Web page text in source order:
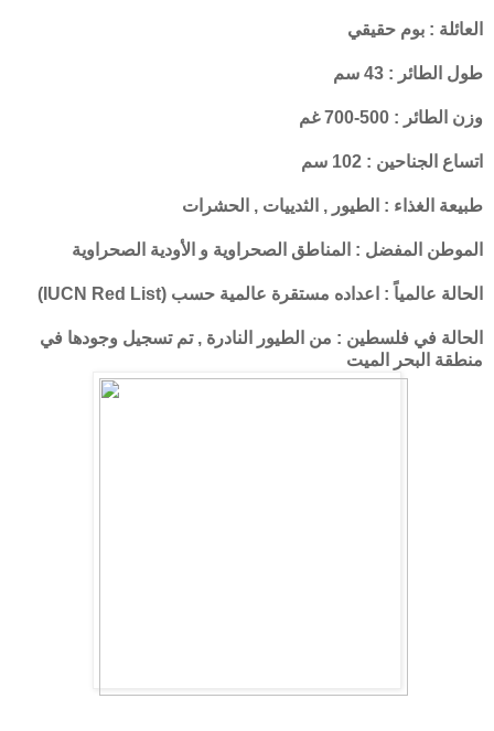
العائلة : بوم حقيقي
طول الطائر : 43 سم
وزن الطائر : 500-700 غم
اتساع الجناحين : 102 سم
طبيعة الغذاء : الطيور , الثدييات , الحشرات
الموطن المفضل : المناطق الصحراوية و الأودية الصحراوية
الحالة عالمياً : اعداده مستقرة عالمية حسب (IUCN Red List)
الحالة في فلسطين : من الطيور النادرة , تم تسجيل وجودها في
منطقة البحر الميت